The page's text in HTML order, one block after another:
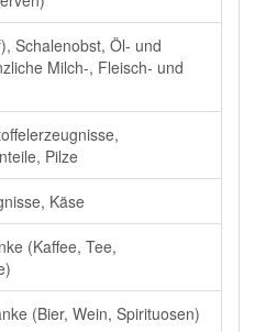
Schalenobst, Öl- und
Milch-, Fleisch- und
Pilze
Käse
(Kaffee, Tee,
(Bier, Wein, Spirituosen)